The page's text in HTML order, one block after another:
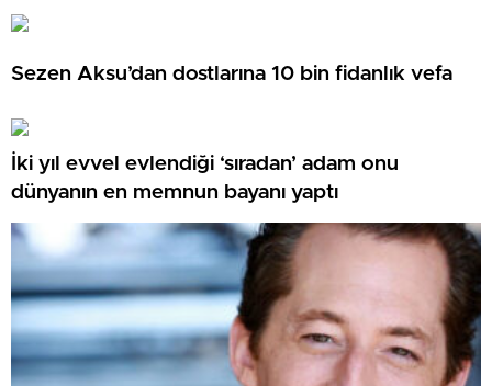
niyetine muhtaç kaldı: Bizi tekrar meskenine al!
Sezen Aksu’dan dostlarına 10 bin fidanlık vefa
İki yıl evvel evlendiği ‘sıradan’ adam onu
dünyanın en memnun bayanı yaptı